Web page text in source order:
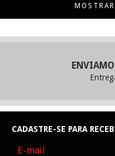
CADASTRE-SE PARA